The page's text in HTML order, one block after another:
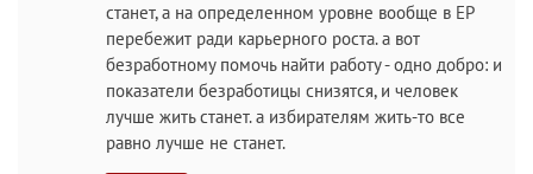
станет, а на определенном уровне вообще в ЕР
перебежит ради карьерного роста. а вот
безработному помочь найти работу - одно добро: и
показатели безработицы снизятся, и человек
лучше жить станет. а избирателям жить-то все
равно лучше не станет.